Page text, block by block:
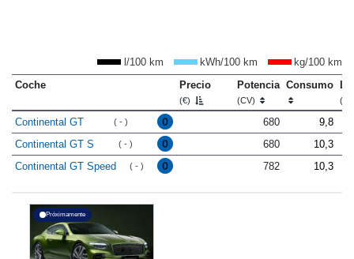
l/100 km kWh/100 km
kg/100 km
Coche
Precio
(€)
Potencia
(CV)
Consumo
Continental GT ( - ) 680
9,8
Continental GT S
( - ) 680
10,3
Continental GT Speed
( - ) 782 10,3
Próximamente